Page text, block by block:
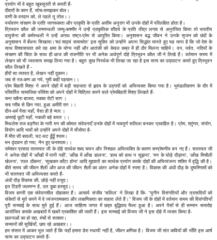
प्रयोग भी वे बहुत खूबसूरती से करती हैं-
दीवारों के कान हैं, सोच-समझकर बोल।
वाणी के वरदान को, ले पहले तू तोल।।
पर्यावरण संरक्षण के प्रति जागरूकता और प्रकृति के प्रति असीम अनुराग भी उनके दोहों में परिलक्षित होता है।
त्रिभवन कौल की जन्मस्थली जम्मू-कश्मीर ने उन्हें प्राकृतिक सौंदर्य के प्रति तीव्र लगाव से अनुरंजित किया तो भारतीय
वायुसेना की कर्मस्थली ने उन्हें अगाध राष्ट्र-प्रेम से आपूरित किया। अनुशासन बद्ध जीवन ने उनके सृजन को छंदों के
अनुशासन में बँधना सिखाया।‘षठं शाठ्यं समाचरेत’ इस सूक्ति को उन्होंने अपना सिद्धांत मानते हुए यह माना है कि जो देश के
साथ विश्वासघात करे वह क्षमा के योग्य नहीं और आतंकी को केवल कब्र में ही ठौर मिलना चाहिये। वन, पर्वत, नदियों के
संरक्षण की चिंता के साथ ही आज की राजनीति पर भी अनेक अर्थपूर्ण दोहे त्रिभुवन कौल जी ने लिखे हैं। वर्तमान समय में
लेखन को भी व्यवसाय समझ लिया गया है। बहुत कुछ निरर्थक भी लिखा जा रहा है इस सत्य का उद्घाटन करते हुए त्रिभुवन
कौल लिखते हैं -
हीरों सा व्यापार है, लेखन नहीं दुकान।
जब से रज-कण आ गये, गुमी कहीं पहचान।।
प्रेम बिहारी मिश्र ने अपने दोहों में बड़ी सहजता से हृदय के उद्गारों को अभिव्यक्त किया गया है। भूमंडलीकरण के दौर में
परिवर्तित सामाजिक परिवेश को अपने दोहों में चित्रित करने वाले प्रेमबिहारी मिश्र लिखते हैं-
चना चबैना बाजरा, मक्का रोटी साग ।
सब गरीब से छिन गया, हुआ अमीरी राग ।।
दीन-धर्म पैसा यहाँ, पैसा ही है प्यार ।
अमराई छूटी यहाँ, नकली बहे बयार ।।
मिथलेश राज बड़गैया के नारी मन की कोमल संवेदनाएँ उनके दोहों में भावपूर्ण सलिला बनकर प्रवाहित है। प्रेम, श्रृंगार, संयोग,
वियोग आदि भावों को उन्होंने अपने दोहों में सँजोया है-
मैं मीरा सी बावली, घट-घट ढूँढूँ श्याम।
मन वृंदावन हो गया, नैन हुए घनश्याम।।
रामेश्वर प्रसाद सारस्वत जी के दोहे सार्थक शब्द चयन और निश्छल अभिव्यक्ति के कारण सम्प्रेषणीय बन गए हैं। सारस्वत जी
ने अनेक दोहों में ‘आँखों में पानी नहीं’, ‘आँख में आँख डालना’, ‘हाथ को हाथ न सूझना’, ‘मन के घोड़े दौड़ाना’, ‘आँख मिचौली
खेलना’, ‘ताल ठोंकना’, ‘सूखकर काँटा होना’ आदि मुहावरों का सार्थक प्रयोग करके दोहों की अभिव्यंजना शक्ति में वृद्धि की है।
बीते समय की जीवन शैली और आज की जीवन शैली का अंतर अनेक दोहों में स्पष्ट है। विकास की अंधी दौड़ के दुष्परिणामों को
भी सारस्वत जी अभिव्यक्त करते हैं-
अंधी दौड़ विकास की, छोड़े नहीं वजूद।
इत टिहरी जलमग्न है, उत डूबा हरसूद।।
विजय बागरी एक संवेदनशील दोहाकार हैं। आचार्य संजीव 'सलिल' ने लिखा है कि- ‘‘युगीन विसंगतियों और त्रासदियों को
संकेतों से मूर्त करने में वे व्यंजनात्मकता और लाक्षणिकता का सहारा लेते हैं।’’ विजय जी के दोहों में वर्तमान समय की विसंगतियाँ
पूरी सच्चाई के साथ मूर्त हुई हैं। आज साहित्य जगत में छद्म बुद्धिवाद फैला हुआ है। अपने पैसों से ही सम्मान समारोह
आयोजित कराके अखबारों में खबरें प्रकाशित की जाती हैं। इस सच्चाई को विजय जी ने इस दोहे में व्यक्त किया है-
छलनाओं का हो रहा, मंचों से सत्कार।
सम्मानों की सुर्खियाँ, छाप रहे अखबार।।
हम संसार में आकर भूल जाते हैं कि यहाँ हमारा डेरा स्थायी नहीं है, जीवन क्षणिक है। विजय जी संत कवियों की भाँति इस आर्ष
सत्य का उद्घाटन करते हैं-